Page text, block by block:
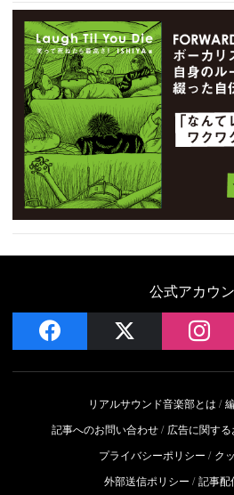
公式アカウ
facebook
リアルサウンド音楽部とは
記事へのお問い合わせ
広告に関す
プライバシーポリシー
ク
外部送信ポリシー
記事配